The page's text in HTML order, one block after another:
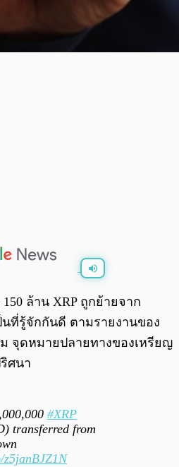
0:00
ล้าน XRP ถูกย้ายจาก
นที่รู้จักกันดี ตามรายงานของ
ม จุดหมายปลายทางของเหรียญ
ศนา
#XRP
transferred from